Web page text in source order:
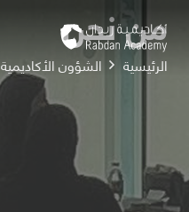
من نحن
الرئيسية الشؤون الأكاديمية